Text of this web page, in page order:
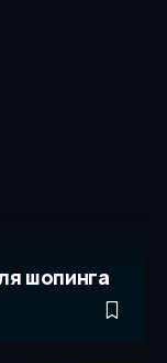
шопинга